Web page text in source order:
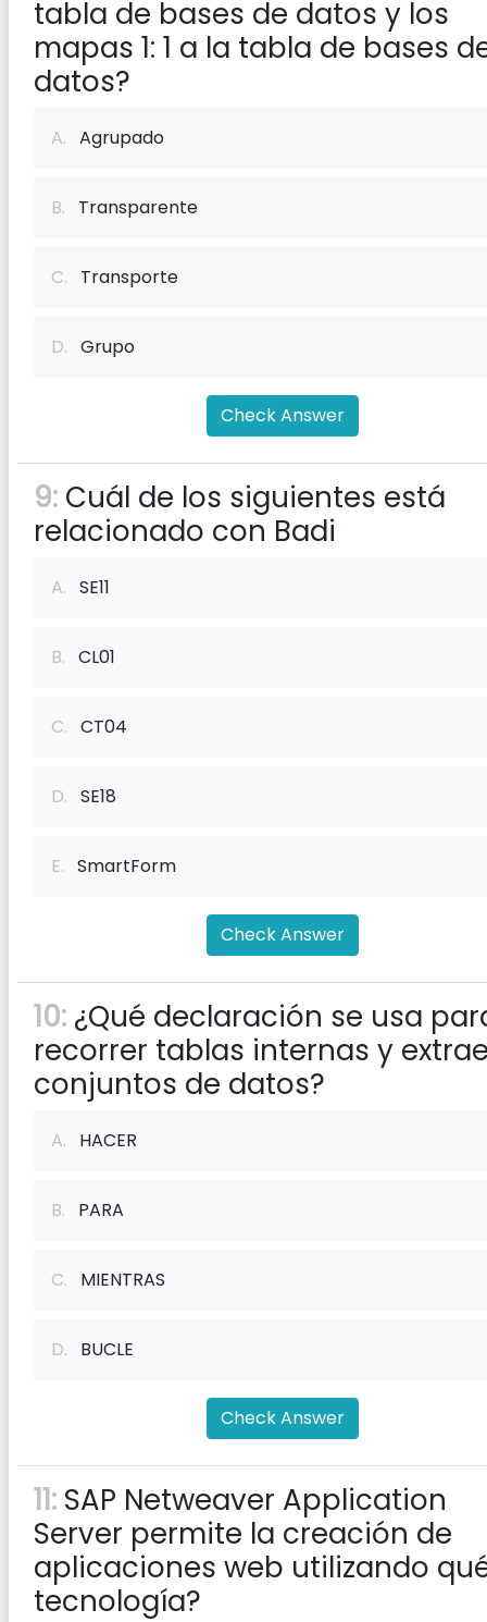
tabla de bases de datos y los
mapas 1: 1 a la tabla de bases
datos?
A. Agrupado
B. Transparente
C. Transporte
D. Grupo
Check Answer
9: Cuál de los siguientes está
relacionado con Badi
A. SE11
B. CL01
C. CT04
D. SE18
E. SmartForm
Check Answer
10: ¿Qué declaración se usa
recorrer tablas internas y
conjuntos de datos?
A. HACER
B. PARA
C. MIENTRAS
D. BUCLE
Check Answer
11: SAP Netweaver Application
Server permite la creación de
aplicaciones web utilizando
tecnología?